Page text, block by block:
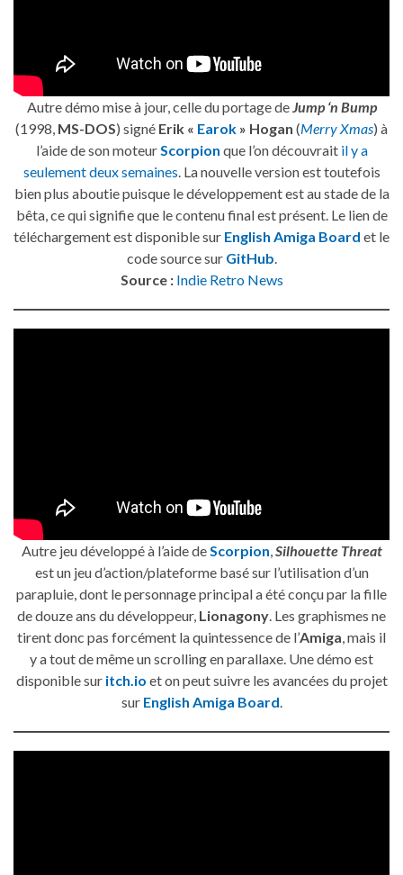
Autre démo mise à jour, celle du portage deJump ‘n Bump
(1998, MS-DOS) signé Erik « Earok » Hogan (Merry Xmas) à
l’aide de son moteurScorpion que l’on découvrait il y a
seulement deux semaines. La nouvelle version est toutefois
bien plus aboutie puisque le développement est au stade de la
bêta, ce qui signifie que le contenu final est présent. Le lien de
téléchargement est disponible sur English Amiga Board et le
code source sur GitHub.
Source : Indie Retro News
Autre jeu développé à l’aide deScorpion,Silhouette Threat
est un jeu d’action/plateforme basé sur l’utilisation d’un
parapluie, dont le personnage principal a été conçu par la fille
de douze ans du développeur, Lionagony. Les graphismes ne
tirent donc pas forcément la quintessence de l’Amiga, mais il
y a tout de même un scrolling en parallaxe. Une démo est
disponible sur itch.io et on peut suivre les avancées du projet
sur English Amiga Board.